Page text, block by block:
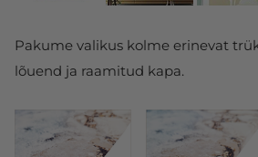
Pakume valikus kolme erinevat
lõuend ja raamitud kapa.